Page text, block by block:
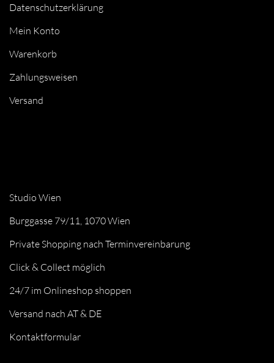
Datenschutzerklärung
Mein Konto
Warenkorb
Zahlungsweisen
Versand
Studio Wien
Burggasse 79/11, 1070 Wien
Private Shopping nach Terminvereinbarung
Click & Collect möglich
24/7 im Onlineshop shoppen
Versand nach AT & DE
Kontaktformular